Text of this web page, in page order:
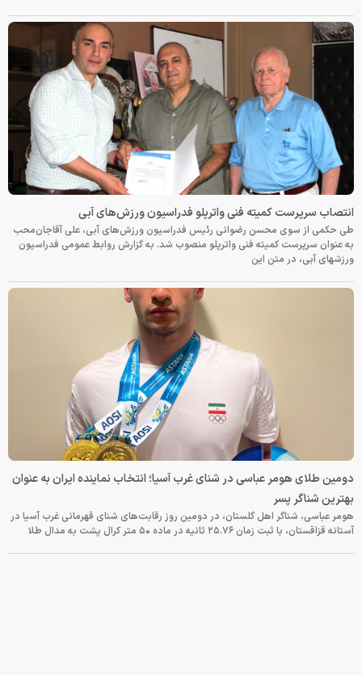
انتصاب سرپرست کمیته فنی واترپلو فدراسیون ورزش‌های آبی
طی حکمی از سوی محسن رضوانی رئیس فدراسیون ورزش‌های آبی، علی آقاجان‌محب
به عنوان سرپرست کمیته فنی واترپلو منصوب شد. به گزارش روابط عمومی فدراسیون
ورزشهای آبی، در متن این
دومین طلای هومر عباسی در شنای غرب آسیا؛ انتخاب نماینده ایران به عنوان
بهترین شناگر پسر
هومر عباسی، شناگر اهل گلستان، در دومین روز رقابت‌های شنای قهرمانی غرب آسیا در
آستانه قزاقستان، با ثبت زمان ۲۵.۷۶ ثانیه در ماده ۵۰ متر کرال پشت به مدال طلا